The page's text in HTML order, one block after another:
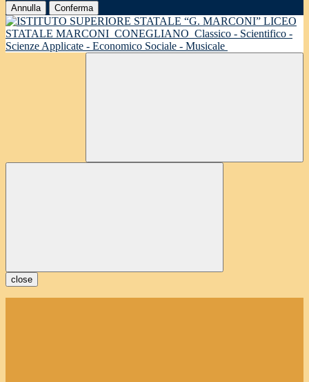
Annulla Conferma
LICEO
STATALE MARCONI CONEGLIANO Classico - Scientifico -
Scienze Applicate - Economico Sociale - Musicale
close